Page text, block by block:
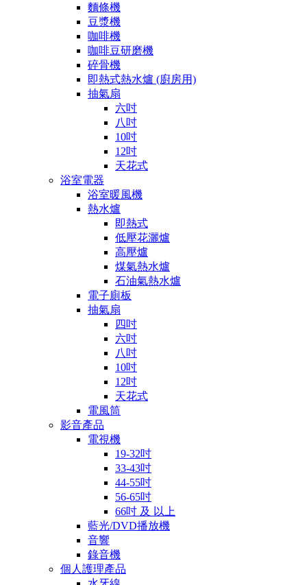
麵條機
豆漿機
咖啡機
咖啡豆研磨機
碎骨機
即熱式熱水爐 (廚房用)
抽氣扇
六吋
八吋
10吋
12吋
天花式
浴室電器
浴室暖風機
熱水爐
即熱式
低壓花灑爐
高壓爐
煤氣熱水爐
石油氣熱水爐
電子廁板
抽氣扇
四吋
六吋
八吋
10吋
12吋
天花式
電風筒
影音產品
電視機
19-32吋
33-43吋
44-55吋
56-65吋
66吋 及 以上
藍光/DVD播放機
音響
錄音機
個人護理產品